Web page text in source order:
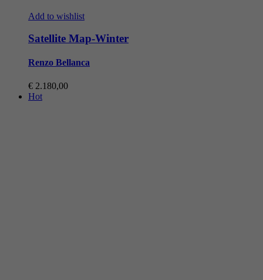
Add to wishlist
Satellite Map-Winter
Renzo Bellanca
€ 2.180,00
Hot